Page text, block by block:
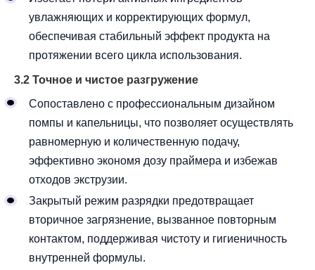
увлажняющих и корректирующих формул,
обеспечивая стабильный эффект продукта на
протяжении всего цикла использования.
3.2 Точное и чистое разгружение
Сопоставлено с профессиональным дизайном
помпы и капельницы, что позволяет осуществлять
равномерную и количественную подачу,
эффективно экономя дозу праймера и избежав
отходов экструзии.
Закрытый режим разрядки предотвращает
вторичное загрязнение, вызванное повторным
контактом, поддерживая чистоту и гигиеничность
внутренней формулы.